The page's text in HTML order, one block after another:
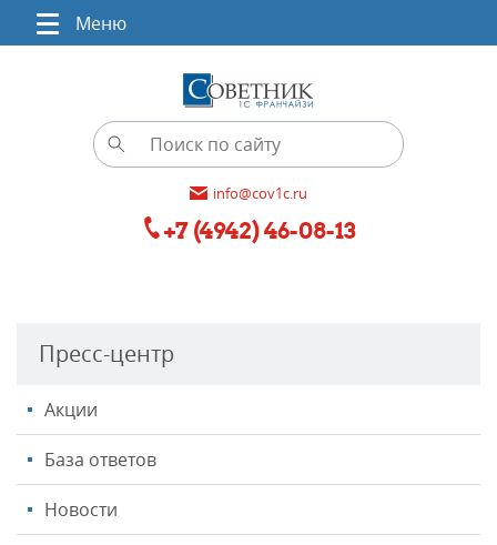
Меню
info@cov1c.ru
+7 (4942) 46-08-13
Пресс-центр
Акции
База ответов
Новости